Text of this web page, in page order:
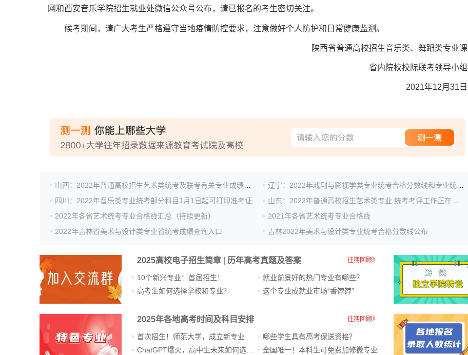
网和西安音乐学院招生就业处微信公众号公布，请已报名的考生密切关注。
候考期间，请广大考生严格遵守当地疫情防控要求，注意做好个人防护和日常健康监测。
陕西省普通高校招生音乐类、舞蹈类专业课
省内院校校际联考领导小组
2021年12月31日
山西：2022年普通高校招生艺术类统考及联考有关专业成绩揭晓
辽宁：2022年戏剧与影视学类专业统考合格分数线和专业统考成绩公布
四川：2022年音乐类专业统考部分科目1月1日起可打印准考证
山东：2022年普通高校招生艺术类专业 统考考评工作正在有序进行
2022年各省艺术统考专业合格线汇总（持续更新）
2021年各省艺术统考专业合格线
2022年吉林省美术与设计类专业省统考成绩查询入口
吉林2022年美术与设计类专业统考合格分数线公布
2025高校电子招生简章 历年高考真题及答案 往期回顾》
10个新兴专业！首届招生！
高考生如何选择学校和专业？
就业前景好的热门专业有哪些？
这个专业成就业市场“香饽饽”​
2025年各地高考时间及科目安排 往期回顾》
首次招生！师范大学，成立新专业
ChatGPT爆火，高中生未来如何选专业？
哪些学生具有高考保送资格？
全国唯一！本科生可免费加修微专业